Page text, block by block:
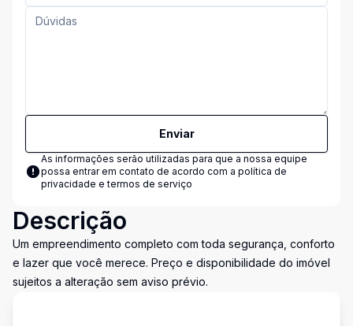
Enviar
As informações serão utilizadas para que a nossa equipe
possa entrar em contato de acordo com a política de
privacidade e termos de serviço
Descrição
Um empreendimento completo com toda segurança, conforto
e lazer que você merece. Preço e disponibilidade do imóvel
sujeitos a alteração sem aviso prévio.